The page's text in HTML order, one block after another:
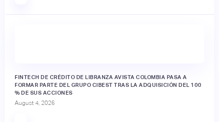
FINTECH DE CRÉDITO DE LIBRANZA AVISTA COLOMBIA PASA A
FORMAR PARTE DEL GRUPO CIBEST TRAS LA ADQUISICIÓN DEL 100
% DE SUS ACCIONES
August 4, 2026